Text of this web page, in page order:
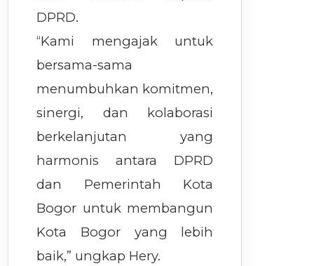
DPRD.
“Kami mengajak untuk
bersama-sama
menumbuhkan komitmen,
sinergi, dan kolaborasi
berkelanjutan yang
harmonis antara DPRD
dan Pemerintah Kota
Bogor untuk membangun
Kota Bogor yang lebih
baik,” ungkap Hery.